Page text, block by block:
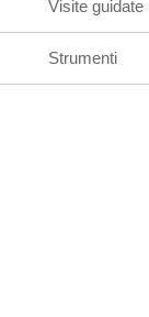
Visite guidate
Strumenti